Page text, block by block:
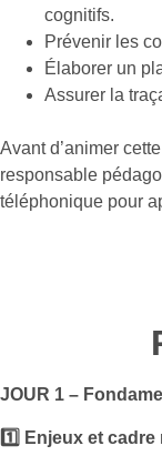
cognitifs.
Prévenir les
Élaborer un
Assurer la
Avant d’animer
responsable
téléphonique pour
JOUR 1 –
1️⃣ Enjeux et